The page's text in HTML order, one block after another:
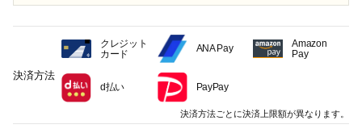
決済方法
クレジット
カード
ANA Pay
Amazon
Pay
d払い PayPay
決済方法ごとに決済上限額が異なります。